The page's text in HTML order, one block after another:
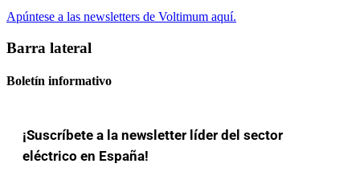
Apúntese a las newsletters de Voltimum aquí.
Barra lateral
Boletín informativo
¡Suscríbete a la newsletter líder del sector
eléctrico en España!